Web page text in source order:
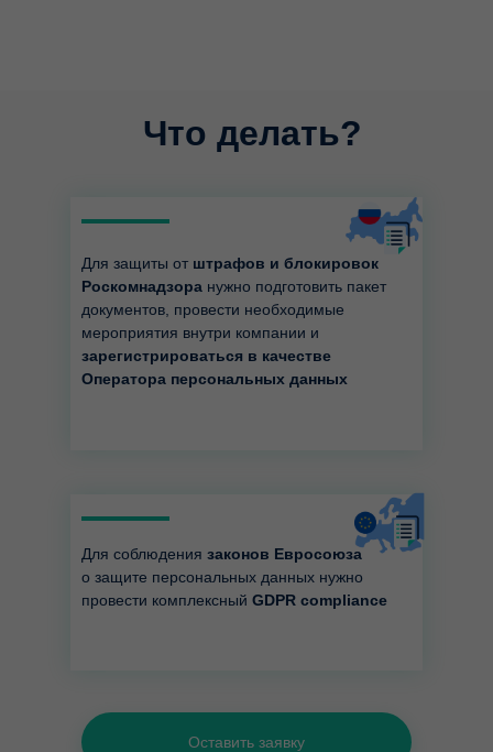
Что делать?
Для защиты от штрафов и блокировок
Роскомнадзора нужно подготовить пакет
документов, провести необходимые
мероприятия внутри компании и
зарегистрироваться в качестве
Оператора персональных данных
Для соблюдения законов Евросоюза
о защите персональных данных нужно
провести комплексный GDPR compliance
Оставить заявку